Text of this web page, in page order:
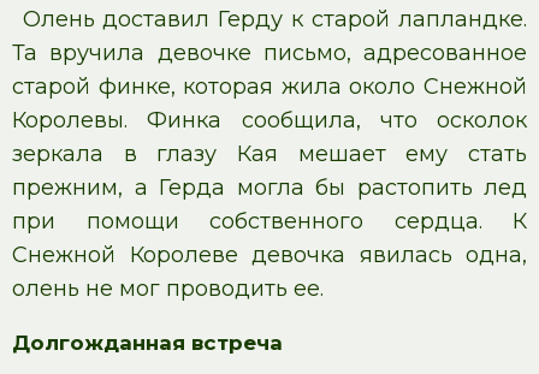
Олень доставил Герду к старой лапландке.
Та вручила девочке письмо, адресованное
старой финке, которая жила около Снежной
Королевы. Финка сообщила, что осколок
зеркала в глазу Кая мешает ему стать
прежним, а Герда могла бы растопить лед
при помощи собственного сердца. К
Снежной Королеве девочка явилась одна,
олень не мог проводить ее.
Долгожданная встреча